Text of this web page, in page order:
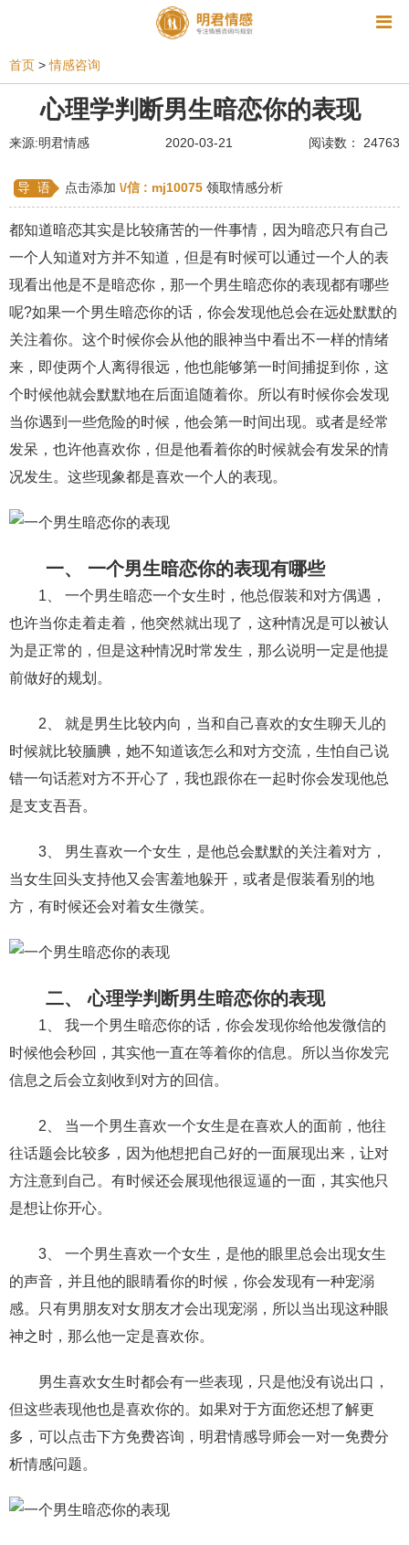
相亲 同性恋 恋爱技巧 挽回爱情
挽救婚姻 爱情相关 星座情感 离婚 心情
姻缘测试 分娩
水瓶座男生 摩羯座男生 射手座男生
天蝎座男生 天秤座男生 处女座男生
爱情诗句 狮子座男生 爱情歌曲 爱情图片
爱情小说 巨蟹座男生 爱情电影 双子座男生
不和 金牛座男生 白羊座男生 吵架
财产分割 外遇 分手 第三者 心态
变心 感人 伤感 婚姻问题
失恋挽救 情绪
分手复合 梦见 抽签算命
异地恋 明星 气质 美妆 情感挽回
化妆 挽留前任 避孕 挽回男友 孕妇食谱
挽回老公
备孕 产后恢复 减肥 月子 婴儿辅食
产妇食谱 同性恋 交往 搭讪 光棍节
其他
首页 > 情感咨询
心理学判断男生暗恋你的表现
来源:明君情感 2020-03-21 阅读数： 24763
导 语 点击添加 \/信 : mj10075 领取情感分析
都知道暗恋其实是比较痛苦的一件事情，因为暗恋只有自己
一个人知道对方并不知道，但是有时候可以通过一个人的表
现看出他是不是暗恋你，那一个男生暗恋你的表现都有哪些
呢?如果一个男生暗恋你的话，你会发现他总会在远处默默的
关注着你。这个时候你会从他的眼神当中看出不一样的情绪
来，即使两个人离得很远，他也能够第一时间捕捉到你，这
个时候他就会默默地在后面追随着你。所以有时候你会发现
当你遇到一些危险的时候，他会第一时间出现。或者是经常
发呆，也许他喜欢你，但是他看着你的时候就会有发呆的情
况发生。这些现象都是喜欢一个人的表现。
一、 一个男生暗恋你的表现有哪些
1、 一个男生暗恋一个女生时，他总假装和对方偶遇，
也许当你走着走着，他突然就出现了，这种情况是可以被认
为是正常的，但是这种情况时常发生，那么说明一定是他提
前做好的规划。
2、 就是男生比较内向，当和自己喜欢的女生聊天儿的
时候就比较腼腆，她不知道该怎么和对方交流，生怕自己说
错一句话惹对方不开心了，我也跟你在一起时你会发现他总
是支支吾吾。
3、 男生喜欢一个女生，是他总会默默的关注着对方，
当女生回头支持他又会害羞地躲开，或者是假装看别的地
方，有时候还会对着女生微笑。
二、 心理学判断男生暗恋你的表现
1、 我一个男生暗恋你的话，你会发现你给他发微信的
时候他会秒回，其实他一直在等着你的信息。所以当你发完
信息之后会立刻收到对方的回信。
2、 当一个男生喜欢一个女生是在喜欢人的面前，他往
往话题会比较多，因为他想把自己好的一面展现出来，让对
方注意到自己。有时候还会展现他很逗逼的一面，其实他只
是想让你开心。
3、 一个男生喜欢一个女生，是他的眼里总会出现女生
的声音，并且他的眼睛看你的时候，你会发现有一种宠溺
感。只有男朋友对女朋友才会出现宠溺，所以当出现这种眼
神之时，那么他一定是喜欢你。
男生喜欢女生时都会有一些表现，只是他没有说出口，
但这些表现他也是喜欢你的。如果对于方面您还想了解更
多，可以点击下方免费咨询，明君情感导师会一对一免费分
析情感问题。